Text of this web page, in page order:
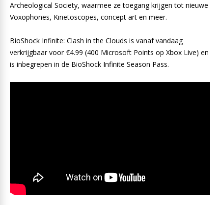
Archeological Society, waarmee ze toegang krijgen tot nieuwe
Voxophones, Kinetoscopes, concept art en meer.
BioShock Infinite: Clash in the Clouds is vanaf vandaag
verkrijgbaar voor €4.99 (400 Microsoft Points op Xbox Live) en
is inbegrepen in de BioShock Infinite Season Pass.